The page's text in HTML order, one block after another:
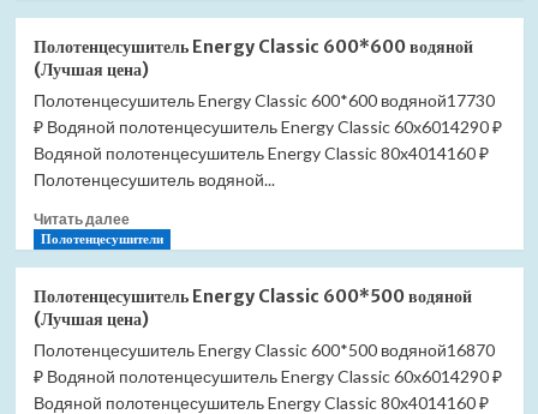
лоток
AlcaPlast
APZ1SMART-
LINE
APZ1Smart-
750
(Лучшая
цена)
Полотенцесушитель Energy Classic 600*600 водяной
(Лучшая цена)
Полотенцесушитель Energy Classic 600*600 водяной17730
₽ Водяной полотенцесушитель Energy Classic 60x6014290 ₽
Водяной полотенцесушитель Energy Classic 80x4014160 ₽
Полотенцесушитель водяной...
Читать далееПрочитать
больше
Полотенцесушитель
Energy
Classic
600*600
водяной
(Лучшая
Полотенцесушители
Полотенцесушитель Energy Classic 600*500 водяной
(Лучшая цена)
Полотенцесушитель Energy Classic 600*500 водяной16870
₽ Водяной полотенцесушитель Energy Classic 60x6014290 ₽
Водяной полотенцесушитель Energy Classic 80x4014160 ₽